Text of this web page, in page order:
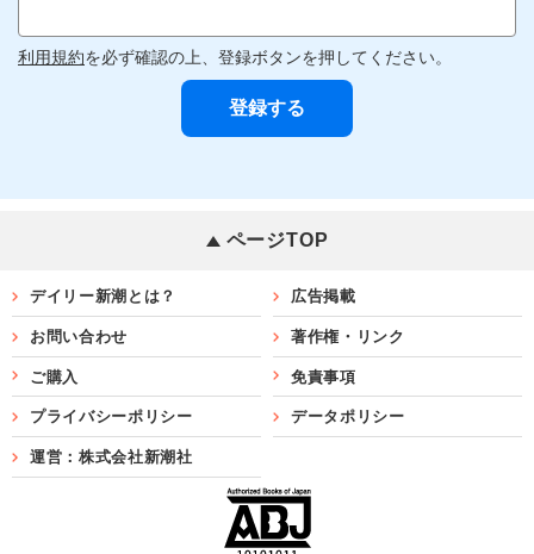
利用規約を必ず確認の上、登録ボタンを押してください。
ページTOP
デイリー新潮とは？ 広告掲載
お問い合わせ 著作権・リンク
ご購入 免責事項
プライバシーポリシー データポリシー
運営：株式会社新潮社